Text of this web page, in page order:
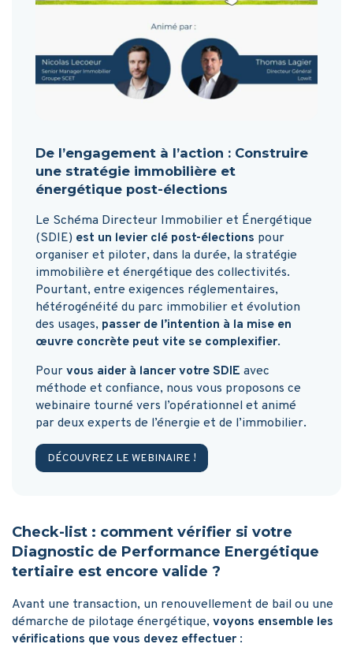
De l’engagement à l’action : Construire
une stratégie immobilière et
énergétique post-élections
Le Schéma Directeur Immobilier et Énergétique
(SDIE) est un levier clé post-élections pour
organiser et piloter, dans la durée, la stratégie
immobilière et énergétique des collectivités.
Pourtant, entre exigences réglementaires,
hétérogénéité du parc immobilier et évolution
des usages, passer de l’intention à la mise en
œuvre concrète peut vite se complexifier.
Pour vous aider à lancer votre SDIE avec
méthode et confiance, nous vous proposons ce
webinaire tourné vers l’opérationnel et animé
par deux experts de l’énergie et de l’immobilier.
DÉCOUVREZ LE WEBINAIRE !
Check-list : comment vérifier si votre
Diagnostic de Performance Energétique
tertiaire est encore valide ?
Avant une transaction, un renouvellement de bail ou une
démarche de pilotage énergétique, voyons ensemble les
vérifications que vous devez effectuer :